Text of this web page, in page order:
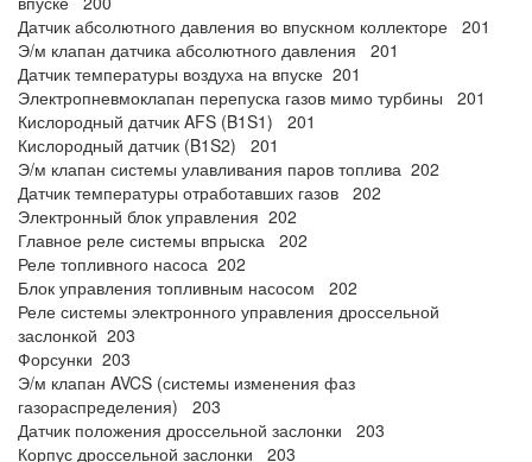
Датчик абсолютного давления во впускном коллекторе 201
Э/м клапан датчика абсолютного давления 201
Датчик температуры воздуха на впуске 201
Электропневмоклапан перепуска газов мимо турбины 201
Кислородный датчик AFS (B1S1) 201
Кислородный датчик (B1S2) 201
Э/м клапан системы улавливания паров топлива 202
Датчик температуры отработавших газов 202
Электронный блок управления 202
Главное реле системы впрыска 202
Реле топливного насоса 202
Блок управления топливным насосом 202
Реле системы электронного управления дроссельной
заслонкой 203
Форсунки 203
Э/м клапан AVCS (системы изменения фаз
газораспределения) 203
Датчик положения дроссельной заслонки 203
Корпус дроссельной заслонки 203